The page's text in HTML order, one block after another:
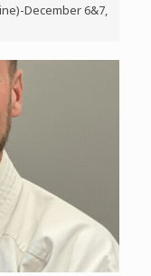
December 6&7,